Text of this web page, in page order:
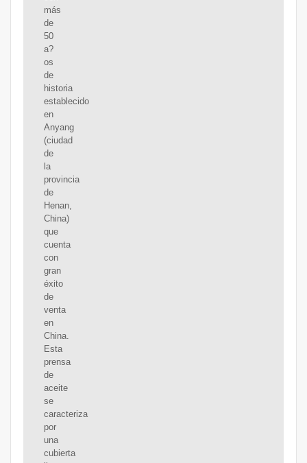
más
de
50
a?
os
de
historia
establecido
en
Anyang
(ciudad
de
la
provincia
de
Henan,
China)
que
cuenta
con
gran
éxito
de
venta
en
China.
Esta
prensa
de
aceite
se
caracteriza
por
una
cubierta